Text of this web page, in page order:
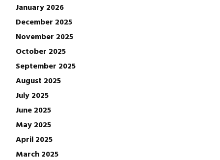
January 2026
December 2025
November 2025
October 2025
September 2025
August 2025
July 2025
June 2025
May 2025
April 2025
March 2025